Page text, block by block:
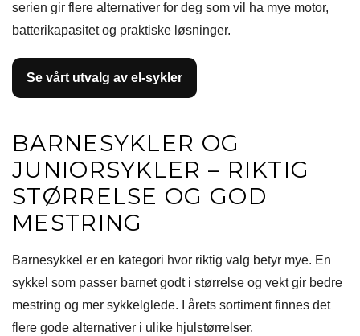
serien gir flere alternativer for deg som vil ha mye motor,
batterikapasitet og praktiske løsninger.
Se vårt utvalg av el-sykler
BARNESYKLER OG
JUNIORSYKLER – RIKTIG
STØRRELSE OG GOD
MESTRING
Barnesykkel er en kategori hvor riktig valg betyr mye. En
sykkel som passer barnet godt i størrelse og vekt gir bedre
mestring og mer sykkelglede. I årets sortiment finnes det
flere gode alternativer i ulike hjulstørrelser.